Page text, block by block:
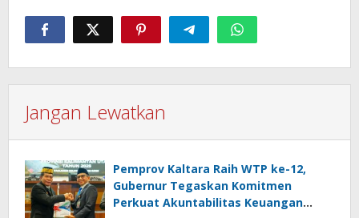
Jangan Lewatkan
Pemprov Kaltara Raih WTP ke-12,
Gubernur Tegaskan Komitmen
Perkuat Akuntabilitas Keuangan